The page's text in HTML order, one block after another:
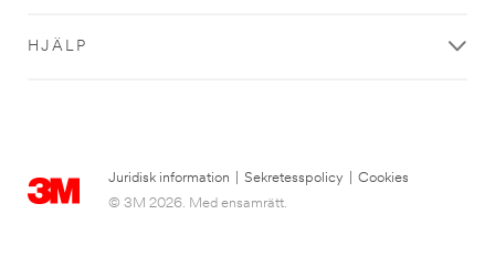
HJÄLP
Juridisk information Sekretesspolicy
Cookies
© 3M 2026. Med ensamrätt.